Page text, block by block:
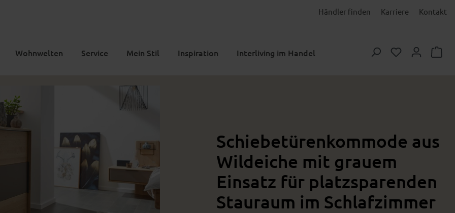
Händler finden Karriere Kontakt
Wohnwelten Service Mein Stil Inspiration Interliving im Handel Du hast 0
Schiebetürenkommode aus
Wildeiche mit grauem
Einsatz für platzsparenden
Stauraum im Schlafzimmer